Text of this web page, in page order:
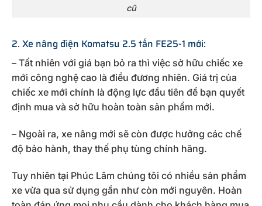
cũ
2. Xe nâng điện Komatsu 2.5 tấn FE25-1 mới:
– Tất nhiên với giá bạn bỏ ra thì việc sở hữu chiếc xe
mới công nghệ cao là điều đương nhiên. Giá trị của
chiếc xe mới chính là động lực đầu tiên để bạn quyết
định mua và sở hữu hoàn toàn sản phẩm mới.
– Ngoài ra, xe nâng mới sẽ còn được hưởng các chế
độ bảo hành, thay thế phụ tùng chính hãng.
Tuy nhiên tại Phúc Lâm chúng tôi có nhiều sản phẩm
xe vừa qua sử dụng gần như còn mới nguyên. Hoàn